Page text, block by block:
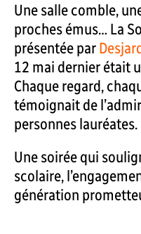
Une salle comble,
proches émus… La
présentée par
12 mai dernier était
Chaque regard,
témoignait de
personnes lauréates.
Une soirée qui
scolaire,
génération